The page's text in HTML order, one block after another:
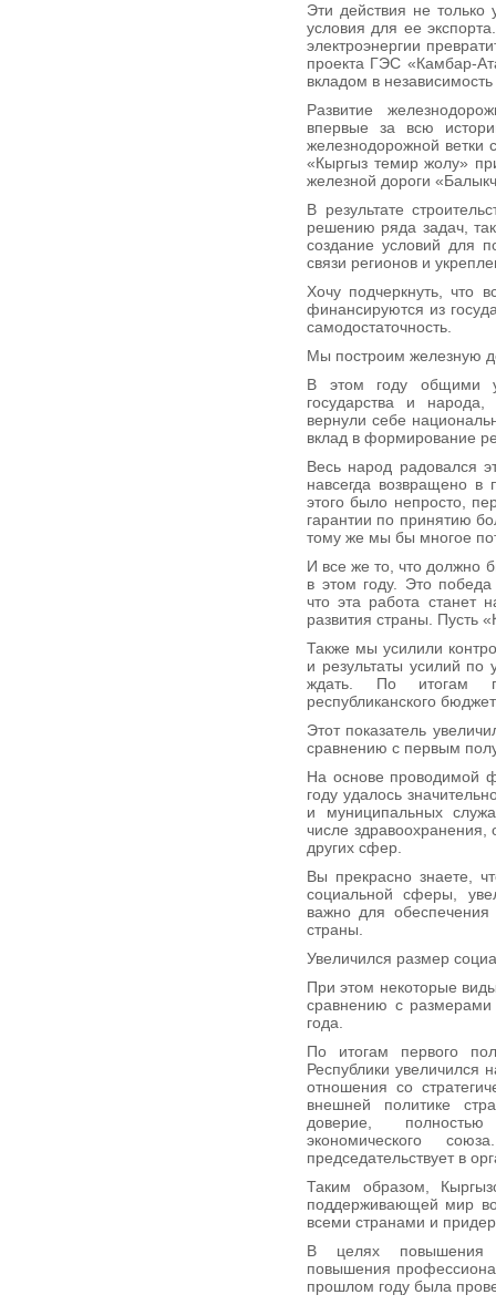
Эти действия не только
условия для ее
электроэнергии
проекта ГЭС «Камбар-
вкладом в
Развитие
впервые за всю
железнодорожной ветки
«Кыргыз темир жолу»
железной дороги
В результате
решению ряда задач,
создание условий для
связи регионов и
Хочу подчеркнуть, что
финансируются из
самодостаточность.
Мы построим железную
В этом году общими
государства и
вернули себе
вклад в формирование
Весь народ радовался
навсегда возвращено в
этого было непросто,
гарантии по принятию
тому же мы бы многое
И все же то, что должно
в этом году. Это победа
что эта работа станет
развития страны. Пусть
Также мы усилили
и результаты усилий по
ждать. По итогам
республиканского
Этот показатель
сравнению с первым
На основе проводимой
году удалось
и муниципальных
числе
других сфер.
Вы прекрасно знаете,
социальной сферы,
важно для обеспечения
страны.
Увеличился размер
При этом некоторые
сравнению с
года.
По итогам первого
Республики увеличился
отношения со
внешней политике
доверие,
экономического
председательствует в
Таким образом,
поддерживающей мир
всеми странами и
В целях повышения
повышения
прошлом году была